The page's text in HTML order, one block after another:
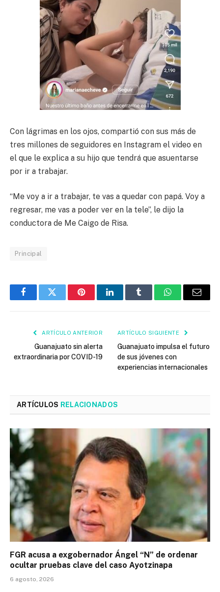
Con lágrimas en los ojos, compartió con sus más de
tres millones de seguidores en Instagram el video en
el que le explica a su hijo que tendrá que asuentarse
por ir a trabajar.
“Me voy a ir a trabajar, te vas a quedar con papá. Voy a
regresar, me vas a poder ver en la tele”, le dijo la
conductora de Me Caigo de Risa.
Principal
FacebookTwitter PinterestLinkedInTumblr WhatsAppEmail
ARTÍCULO ANTERIOR
Guanajuato sin alerta
extraordinaria por COVID-19
ARTÍCULO SIGUIENTE
Guanajuato impulsa el futuro
de sus jóvenes con
experiencias internacionales
ARTÍCULOS RELACIONADOS
FGR acusa a exgobernador Ángel “N” de ordenar
ocultar pruebas clave del caso Ayotzinapa
6 agosto, 2026